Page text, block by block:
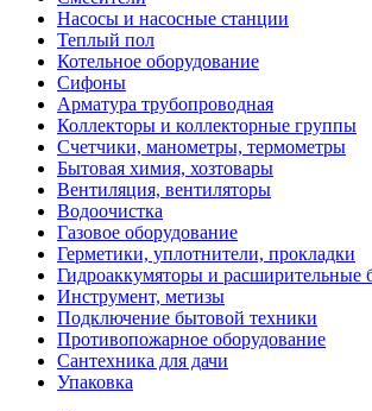
Насосы и насосные станции
Теплый пол
Котельное оборудование
Сифоны
Арматура трубопроводная
Коллекторы и коллекторные группы
Счетчики, манометры, термометры
Бытовая химия, хозтовары
Вентиляция, вентиляторы
Водоочистка
Газовое оборудование
Герметики, уплотнители, прокладки
Гидроаккумяторы и расширительные
Инструмент, метизы
Подключение бытовой техники
Противопожарное оборудование
Сантехника для дачи
Упаковка